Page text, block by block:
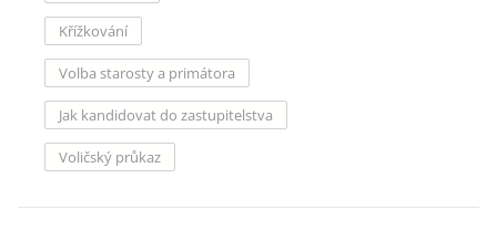
Křížkování
Volba starosty a primátora
Jak kandidovat do zastupitelstva
Voličský průkaz